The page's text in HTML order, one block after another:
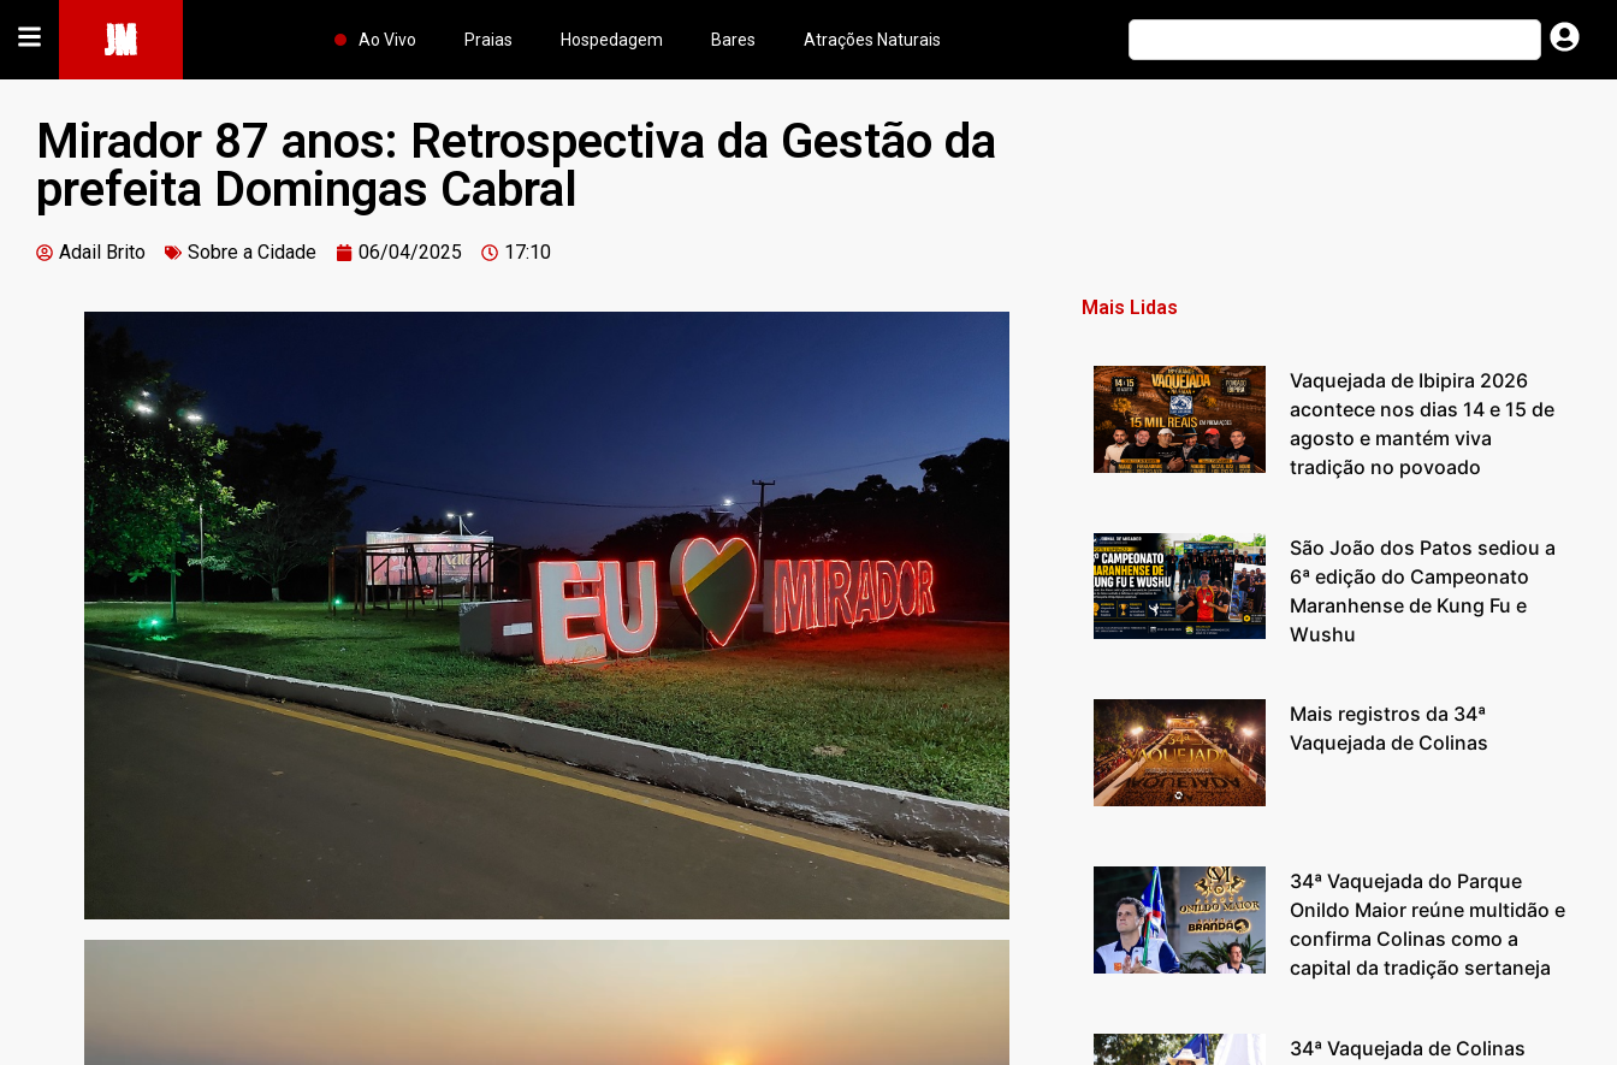
JM Ao Vivo Praias Hospedagem Bares Atrações Naturais
Mirador 87 anos: Retrospectiva da Gestão da
prefeita Domingas Cabral
Adail Brito Sobre a Cidade 06/04/2025 17:10
Mais Lidas
Vaquejada de Ibipira 2026
acontece nos dias 14 e 15 de
agosto e mantém viva
tradição no povoado
São João dos Patos sediou a
6ª edição do Campeonato
Maranhense de Kung Fu e
Wushu
Mais registros da 34ª
Vaquejada de Colinas
34ª Vaquejada do Parque
Onildo Maior reúne multidão e
confirma Colinas como a
capital da tradição sertaneja
34ª Vaquejada de Colinas